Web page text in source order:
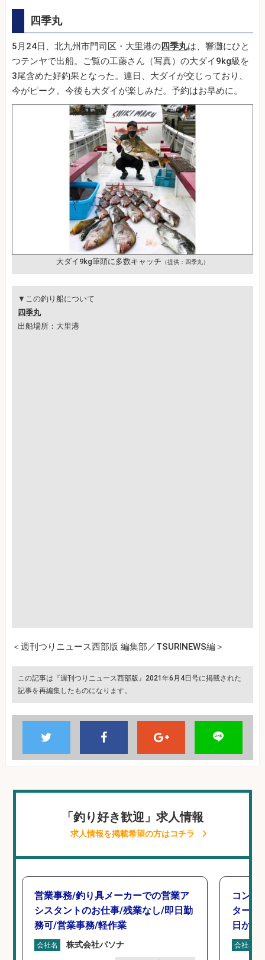
四季丸
5月24日、北九州市門司区・大里港の四季丸は、響灘にひと
つテンヤで出船。ご覧の工藤さん（写真）の大ダイ9kg級を
3尾含めた好釣果となった。連日、大ダイが交じっており、
今がピーク。今後も大ダイが楽しみだ。予約はお早めに。
大ダイ9kg筆頭に多数キャッチ （提供：四季丸）
▼この釣り船について
四季丸
出船場所：大里港
＜週刊つりニュース西部版 編集部／TSURINEWS編＞
この記事は『週刊つりニュース西部版』2021年6月4日号に掲載された
記事を再編集したものになります。
「釣り好き歓迎」求人情報
求人情報を掲載希望の方はコチラ
営業事務/釣り具メーカーでの営業ア
シスタントのお仕事/残業なし/即日勤
務可/営業事務/軽作業
会社名 株式会社パソナ
コンビ
タート
日から
会社名